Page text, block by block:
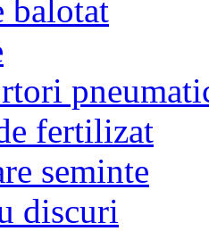
balotat
fertilizat
seminte
discuri